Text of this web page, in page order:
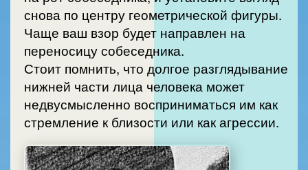
снова по центру геометрической фигуры.
Чаще ваш взор будет направлен на
переносицу собеседника.
Стоит помнить, что долгое разглядывание
нижней части лица человека может
недвусмысленно восприниматься им как
стремление к близости или как агрессии.